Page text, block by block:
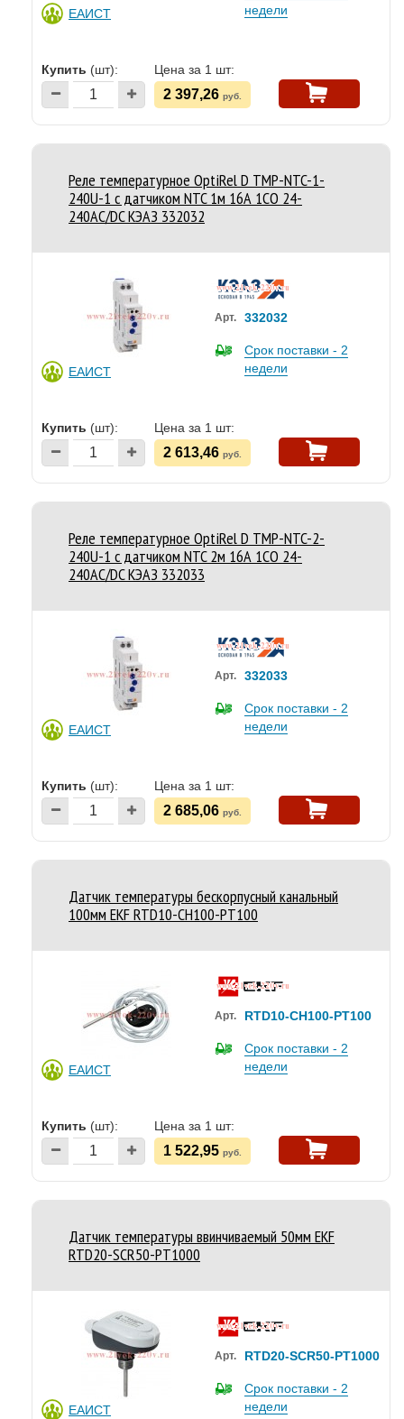
ЕАИСТ
недели
Купить (шт): Цена за 1 шт:
2 397,26 руб.
Реле температурное OptiRel D TMP-NTC-1-
240U-1 с датчиком NTC 1м 16А 1СО 24-
240АС/DC КЭАЗ 332032
ЕАИСТ
Арт. 332032
Срок поставки - 2
недели
Купить (шт): Цена за 1 шт:
2 613,46 руб.
Реле температурное OptiRel D TMP-NTC-2-
240U-1 с датчиком NTC 2м 16А 1СО 24-
240АС/DC КЭАЗ 332033
ЕАИСТ
Арт. 332033
Срок поставки - 2
недели
Купить (шт): Цена за 1 шт:
2 685,06 руб.
Датчик температуры бескорпусный канальный
100мм EKF RTD10-CH100-PT100
ЕАИСТ
Арт. RTD10-CH100-PT100
Срок поставки - 2
недели
Купить (шт): Цена за 1 шт:
1 522,95 руб.
Датчик температуры ввинчиваемый 50мм EKF
RTD20-SCR50-PT1000
ЕАИСТ
Арт. RTD20-SCR50-PT1000
Срок поставки - 2
недели